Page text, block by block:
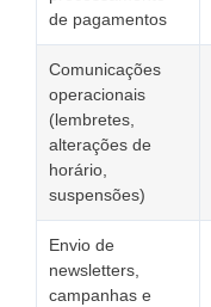
de pagamentos
Comunicações
operacionais
(lembretes,
alterações de
horário,
suspensões)
Envio de
newsletters,
campanhas e